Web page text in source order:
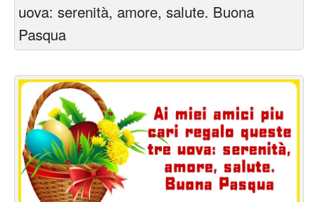
Cartoline giorni settimana
Cartoline animate
Accedi
uova: serenità, amore, salute. Buona
Pasqua